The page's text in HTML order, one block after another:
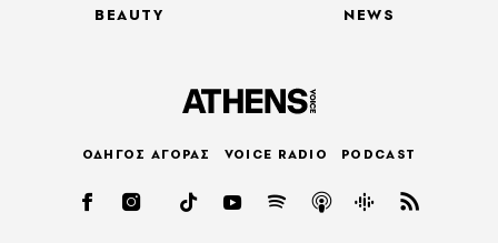
BEAUTY NEWS
ΟΔΗΓΟΣ ΑΓΟΡΑΣ VOICE RADIO PODCAST